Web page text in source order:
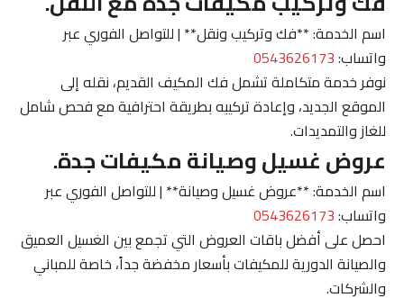
اسم الخدمة: **فك وتركيب ونقل** | للتواصل الفوري عبر
واتساب:0543626173
نوفر خدمة متكاملة تشمل فك المكيف القديم، نقله إلى
الموقع الجديد، وإعادة تركيبه بطريقة احترافية مع فحص شامل
للغاز والتمديدات.
عروض غسيل وصيانة مكيفات جدة.
اسم الخدمة: **عروض غسيل وصيانة** | للتواصل الفوري عبر
واتساب:0543626173
احصل على أفضل باقات العروض التي تجمع بين الغسيل العميق
والصيانة الدورية للمكيفات بأسعار مخفضة جداً، خاصة للمباني
والشركات.